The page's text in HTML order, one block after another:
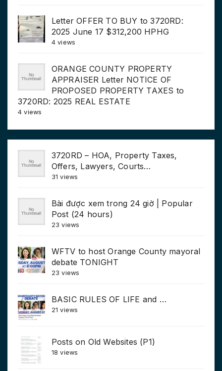
Letter OFFER TO BUY to 3720RD:
2025 June 17 $312,200 HPHG
4 views
ORANGE COUNTY PROPERTY
APPRAISER Letter NOTICE OF
PROPOSED PROPERTY TAXES to
3720RD: 2025 REAL ESTATE
4 views
3720RD – HOA, Property Taxes,
Offers, Lawyers, Courts…
31 views
Bài được xem trong 24 giờ | Popular
Post (24 hours)
23 views
WFTV to host Orange County mayoral
debate TONIGHT
23 views
BASIC RULES OF LIFE and …
21 views
Posts on Old Websites (P1)
18 views